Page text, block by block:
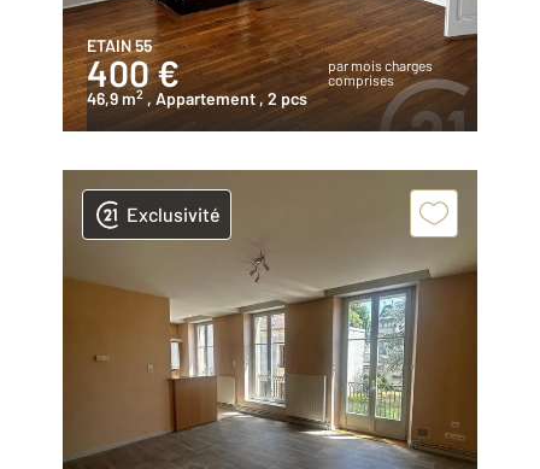
ETAIN 55
400 €
par mois charges
comprises
46,9 m2 , Appartement , 2 pcs
Exclusivité